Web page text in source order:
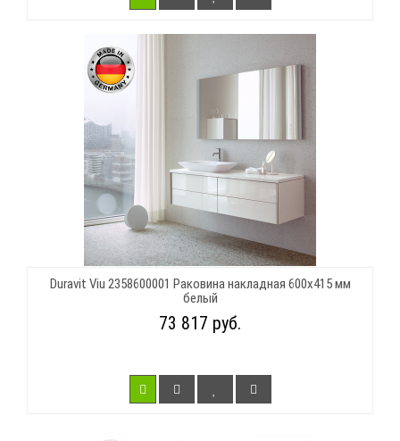
Duravit Viu 2358600001 Раковина накладная 600х415 мм
белый
73 817 руб.